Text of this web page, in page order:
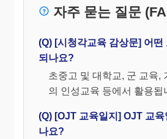
자주 묻는 질문
(Q) [시청각교육 감상문] 어떤
되나요?
초중고 및 대학교, 군 교육,
의 인성교육 등에서 활용됩
(Q) [OJT 교육일지] OJT 교
나요?